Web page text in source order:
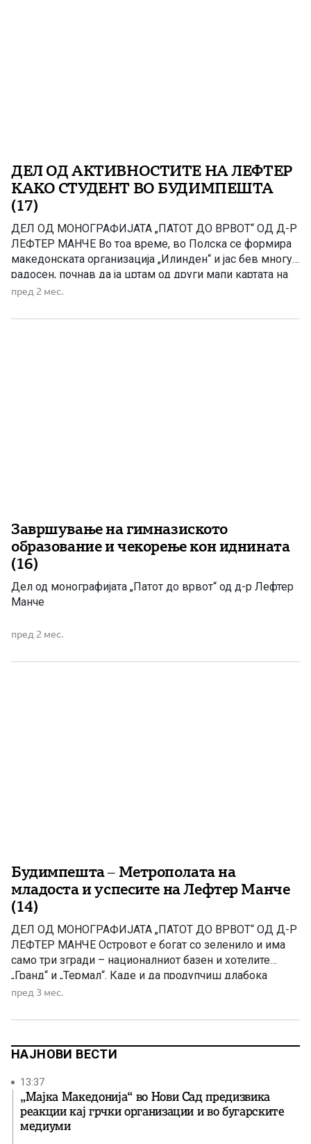
ДЕЛ ОД АКТИВНОСТИТЕ НА ЛЕФТЕР
КАКО СТУДЕНТ ВО БУДИМПЕШТА
(17)
ДЕЛ ОД МОНОГРАФИЈАТА „ПАТОТ ДО ВРВОТ“ OД Д-Р
ЛЕФТЕР МАНЧЕ Во тоа време, во Полска се формира
македонската организација „Илинден“ и јас бев многу
радосен, почнав да ја цртам од други мапи картата на
Македонија, но во нејзините етничко-географски
Почнав да одам редовно и во Бугарскиот културен […]
пред 2 мес.
Завршување на гимназиското
образование и чекорење кон иднината
(16)
Дел од монографијата „Патот до врвот“ од д-р Лефтер
Манче
пред 2 мес.
Будимпешта – Метрополата на
младоста и успесите на Лефтер Манче
(14)
ДЕЛ ОД МОНОГРАФИЈАТА „ПАТОТ ДО ВРВОТ“ OД Д-Р
ЛЕФТЕР МАНЧЕ Островот е богат со зеленило и има
само три згради – националниот базен и хотелите
„Гранд“ и „Термал“. Каде и да продупчиш длабока
дупка во Будимпешта, и на многу места во Унгарија, ќе
кои иако биле […]
пред 3 мес.
НАЈНОВИ ВЕСТИ
13:37
„Мајка Македонија“ во Нови Сад предизвика
реакции кај грчки организации и во бугарските
медиуми